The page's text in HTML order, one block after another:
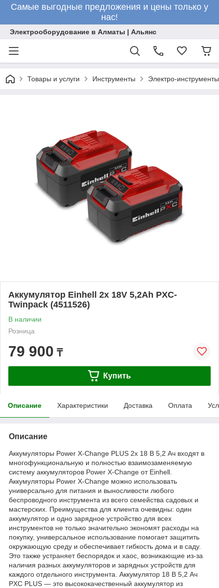
Самые выгодные предложения и цены только у
нас!
Электрооборудование в Алматы | Альянс
Товары и услуги Инструменты Электро-
Аккумулятор Einhell 2x 18V 5,2Ah PXC-
Twinpack (4511526)
В наличии
Розница
79 900 ₸
Купить
Описание Характеристики Доставка Оплата
Описание
Аккумуляторы Power X-Change PLUS 2x 18 В 5,2 Ач входят в
многофункциональную и полностью взаимозаменяемую
систему аккумуляторов Power X-Change от Einhell.
Аккумуляторы Power X-Change можно использовать
универсально для питания и выносливости любого
беспроводного инструмента из всего семейства садовых и
мастерских. Преимущества для клиента очевидны: один
аккумулятор и одно зарядное устройство для всех
инструментов не только значительно экономят расходы на
покупку, универсальное использование помогает защитить
окружающую среду и обеспечивает гибкость дома и в саду.
Это также устраняет беспорядок и хаос, возникающие из-за
наличия разных аккумуляторов и зарядных устройств для
каждого отдельного инструмента. Аккумулятор 18 В 5,2 Ач
PXC PLUS — это высококачественный аккумулятор из